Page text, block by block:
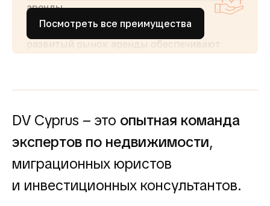
аренды
Стабильный туристический поток и
развитый рынок аренды обеспечивают
Простота покупки и
Покупка недвижимости на Кипре
сопровождается понятными юридическими
процедурами и минимальной бюрократией,
что делает процесс быстрым и безопасным
Безопасность и качество
Посмотреть все преимущества
DV Cyprus – это опытная команда
экспертов по недвижимости,
миграционных юристов
и инвестиционных консультантов.